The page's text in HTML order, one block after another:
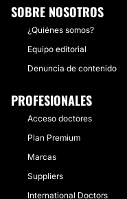
SOBRE NOSOTROS
¿Quiénes somos?
Equipo editorial
Denuncia de contenido
PROFESIONALES
Acceso doctores
Plan Premium
Marcas
Suppliers
International Doctors